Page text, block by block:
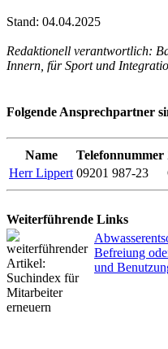
Stand: 04.04.2025
Redaktionell verantwortlich:
Innern, für Sport und
Folgende Ansprechpartner
Name Telefonnummer
Herr Lippert 09201 987-23
Weiterführende Links
Befreiung
und